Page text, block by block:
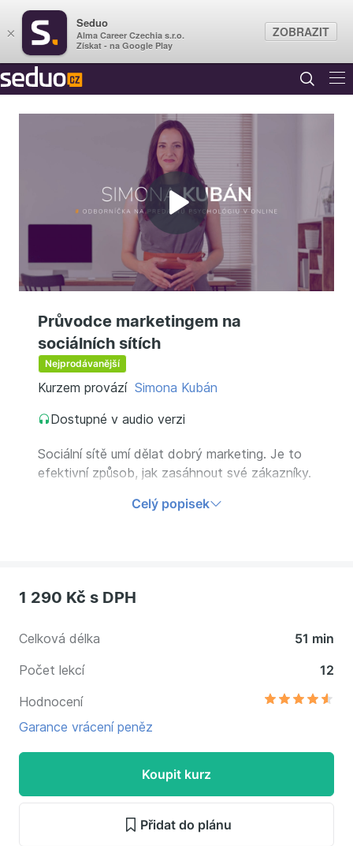
Přehrát
video
Průvodce marketingem na
sociálních sítích
Nejprodávanější
Kurzem provází Simona Kubán
Dostupné v audio verzi
Sociální sítě umí dělat dobrý marketing. Je to
efektivní způsob, jak zasáhnout své zákazníky.
dělat a čemu se vyhnout, aby to na vašich
Celý popisek
1 290 Kč s DPH
Celková délka
51 min
Počet lekcí
12
Hodnocení
Garance vrácení peněz
Koupit kurz
Přidat do plánu
×
Seduo
Alma Career Czechia s.r.o.
Získat - na Google Play
ZOBRAZIT